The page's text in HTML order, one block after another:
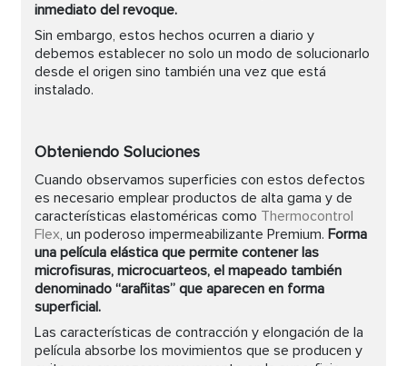
inmediato del revoque.
Sin embargo, estos hechos ocurren a diario y
debemos establecer no solo un modo de solucionarlo
desde el origen sino también una vez que está
instalado.
Obteniendo Soluciones
Cuando observamos superficies con estos defectos
es necesario emplear productos de alta gama y de
características elastoméricas como Thermocontrol
Flex , un poderoso impermeabilizante Premium. Forma
una película elástica que permite contener las
microfisuras, microcuarteos, el mapeado también
denominado “arañitas” que aparecen en forma
superficial.
Las características de contracción y elongación de la
película absorbe los movimientos que se producen y